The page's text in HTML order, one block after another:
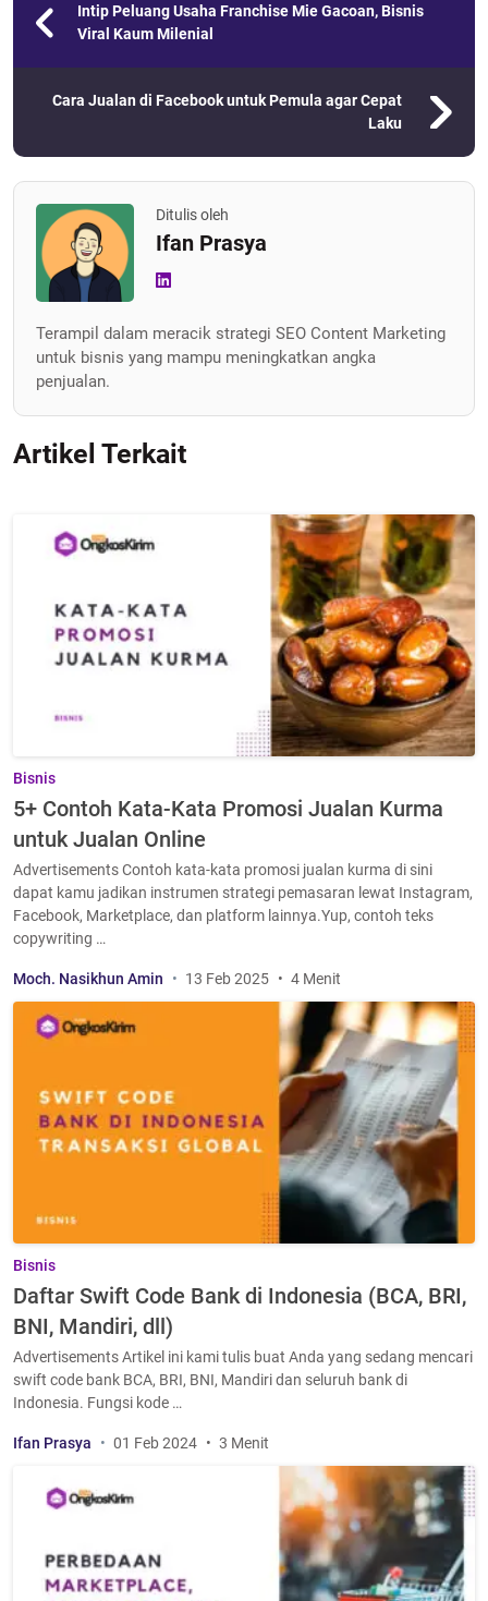
Intip Peluang Usaha Franchise Mie Gacoan, Bisnis
Viral Kaum Milenial
Cara Jualan di Facebook untuk Pemula agar Cepat
Laku
Ditulis oleh
Ifan Prasya
Terampil dalam meracik strategi SEO Content Marketing
untuk bisnis yang mampu meningkatkan angka
penjualan.
Artikel Terkait
Bisnis
5+ Contoh Kata-Kata Promosi Jualan Kurma
untuk Jualan Online
Advertisements Contoh kata-kata promosi jualan kurma di sini
dapat kamu jadikan instrumen strategi pemasaran lewat Instagram,
Facebook, Marketplace, dan platform lainnya.Yup, contoh teks
copywriting …
Moch. Nasikhun Amin 13 Feb 2025 4 Menit
Bisnis
Daftar Swift Code Bank di Indonesia (BCA, BRI,
BNI, Mandiri, dll)
Advertisements Artikel ini kami tulis buat Anda yang sedang mencari
swift code bank BCA, BRI, BNI, Mandiri dan seluruh bank di
Indonesia. Fungsi kode …
Ifan Prasya 01 Feb 2024 3 Menit